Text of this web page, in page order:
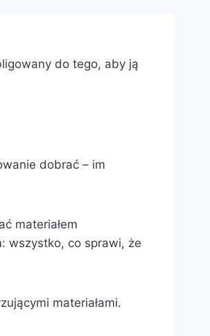
do tego, aby ją
dobrać – im
materiałem
wszystko, co sprawi, że
materiałami.